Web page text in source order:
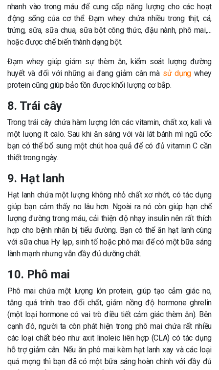
nhanh vào trong máu để cung cấp năng lượng cho các hoạt
động sống của cơ thể. Đạm whey chứa nhiều trong thịt, cá,
trứng, sữa, sữa chua, sữa bột công thức, đậu nành, phô mai,…
hoặc được chế biến thành dạng bột.
Đạm whey giúp giảm sự thèm ăn, kiểm soát lượng đường
huyết và đối với những ai đang giảm cân mà sử dụng whey
protein cũng giúp bảo tồn được khối lượng cơ bắp.
8. Trái cây
Trong trái cây chứa hàm lượng lớn các vitamin, chất xơ, kali và
một lượng ít calo. Sau khi ăn sáng với vài lát bánh mì ngũ cốc
bạn có thể bổ sung một chút hoa quả để có đủ vitamin C cần
thiết trong ngày.
9. Hạt lanh
Hạt lanh chứa một lượng không nhỏ chất xơ nhớt, có tác dụng
giúp bạn cảm thấy no lâu hơn. Ngoài ra nó còn giúp hạn chế
lượng đường trong máu, cải thiện độ nhạy insulin nên rất thích
hợp cho bệnh nhân bị tiểu đường. Bạn có thể ăn hạt lanh cùng
với sữa chua Hy lạp, sinh tố hoặc phô mai để có một bữa sáng
lành mạnh nhưng vẫn đầy đủ dưỡng chất.
10. Phô mai
Phô mai chứa một lượng lớn protein, giúp tạo cảm giác no,
tăng quá trình trao đổi chất, giảm nồng độ hormone ghrelin
(một loại hormone có vai trò điều tiết cảm giác thèm ăn). Bên
cạnh đó, người ta còn phát hiện trong phô mai chứa rất nhiều
các loại chất béo như axit linoleic liên hợp (CLA) có tác dụng
hỗ trợ giảm cân. Nếu ăn phô mai kèm hạt lanh xay và các loại
quả mọng thì bạn đã có một bữa sáng hoàn chỉnh với đầy đủ